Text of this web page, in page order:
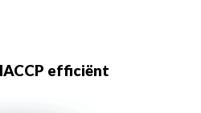
efficiënt